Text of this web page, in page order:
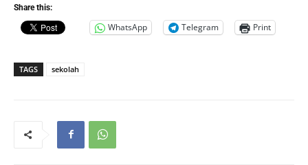
Share this:
WhatsApp Telegram Print
TAGS sekolah